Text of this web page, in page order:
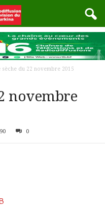
sèche du 22 novembre 2015
novembre
0